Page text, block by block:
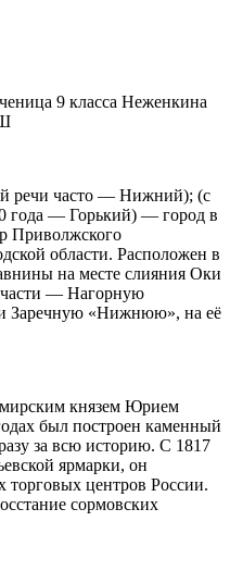
9 класса Неженкина
речи часто — Нижний); (с
года — Горький) — город в
Приволжского
области. Расположен в
на месте слияния Оки
части — Нагорную
Заречную «Нижнюю», на её
князем Юрием
был построен каменный
за всю историю. С 1817
ярмарки, он
торговых центров России.
сормовских